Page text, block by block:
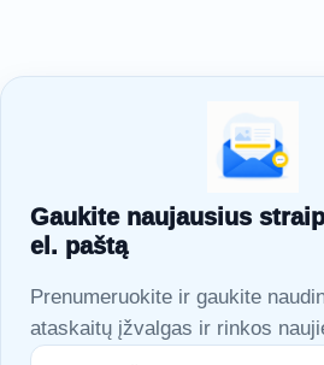
Gaukite naujausius
el. paštą
Prenumeruokite ir gaukite
ataskaitų įžvalgas ir rinkos